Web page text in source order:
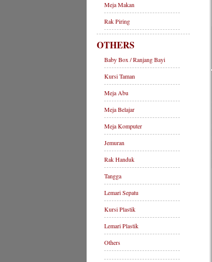
Meja Makan
Rak Piring
OTHERS
Baby Box / Ranjang Bayi
Kursi Taman
Meja Abu
Meja Belajar
Meja Komputer
Jemuran
Rak Handuk
Tangga
Lemari Sepatu
Kursi Plastik
Lemari Plastik
Others